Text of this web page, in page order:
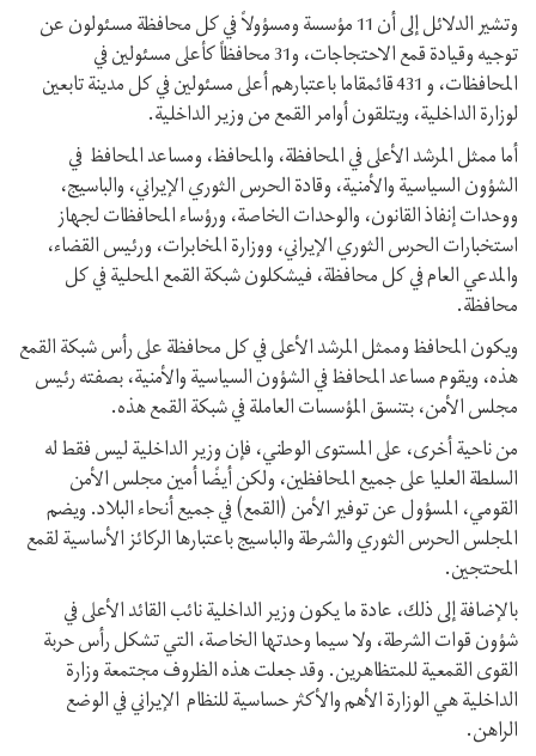
وتشير الدلائل إلى أن 11 مؤسسة ومسؤولاً في كل محافظة مسئولون عن
توجيه وقيادة قمع الاحتجاجات، و31 محافظاً كأعلى مسئولين في
المحافظات، و 431 قائمقاما باعتبارهم أعلى مسئولين في كل مدينة تابعين
لوزارة الداخلية، ويتلقون أوامر القمع من وزير الداخلية.
أما ممثل المرشد الأعلى في المحافظة، والمحافظ، ومساعد المحافظ في
الشؤون السياسية والأمنية، وقادة الحرس الثوري الإيراني، والباسيج،
ووحدات إنفاذ القانون، والوحدات الخاصة، ورؤساء المحافظات لجهاز
استخبارات الحرس الثوري الإيراني، ووزارة المخابرات، ورئيس القضاء،
والمدعي العام في كل محافظة، فيشكلون شبكة القمع المحلية في كل
محافظة.
ويكون المحافظ وممثل المرشد الأعلى في كل محافظة على رأس شبكة القمع
هذه، ويقوم مساعد المحافظ في الشؤون السياسية والأمنية، بصفته رئيس
مجلس الأمن، بتنسق المؤسسات العاملة في شبكة القمع هذه.
من ناحية أخرى، على المستوى الوطني، فإن وزير الداخلية ليس فقط له
السلطة العليا على جميع المحافظين، ولكن أيضًا أمين مجلس الأمن
القومي، المسؤول عن توفير الأمن (القمع) في جميع أنحاء البلاد. ويضم
المجلس الحرس الثوري والشرطة والباسيج باعتبارها الركائز الأساسية لقمع
المحتجين.
بالإضافة إلى ذلك، عادة ما يكون وزير الداخلية نائب القائد الأعلى في
شؤون قوات الشرطة، ولا سيما وحدتها الخاصة، التي تشكل رأس حربة
القوى القمعية للمتظاهرين. وقد جعلت هذه الظروف مجتمعة وزارة
الداخلية هي الوزارة الأهم والأكثر حساسية للنظام الإيراني في الوضع
الراهن.